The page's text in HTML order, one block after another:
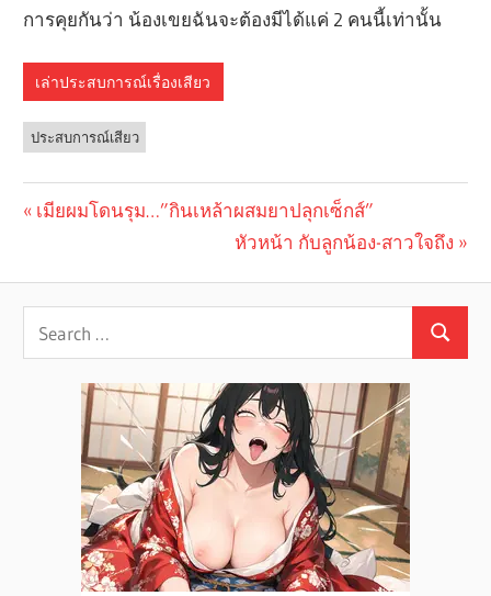
การคุยกันว่า น้องเขยฉันจะต้องมีได้แค่ 2 คนนี้เท่านั้น
เล่าประสบการณ์เรื่องเสียว
ประสบการณ์เสียว
navigation
Previous
เมียผมโดนรุม…”กินเหล้าผสมยาปลุกเซ็กส์”
Next
หัวหน้า กับลูกน้อง-สาวใจถึง